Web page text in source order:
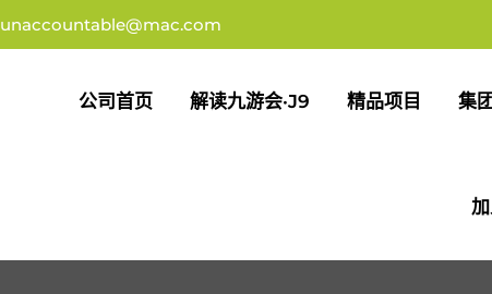
unaccountable@mac.com
公司首页 解读九游会·J9 精品项目 集